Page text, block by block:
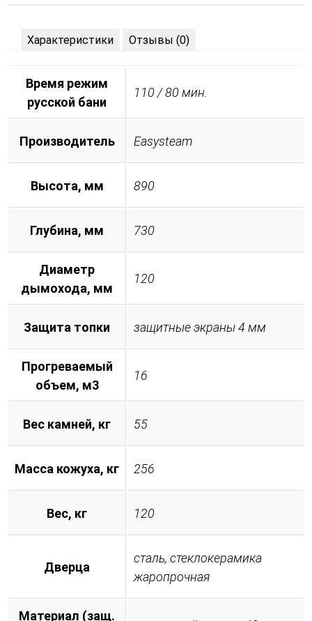
Характеристики Отзывы (0)
Время режим
русской бани
110 / 80 мин.
Производитель Easysteam
Высота, мм 890
Глубина, мм 730
Диаметр
дымохода, мм
120
Защита топки защитные экраны 4 мм
Прогреваемый
объем, м3
16
Вес камней, кг 55
Масса кожуха, кг 256
Вес, кг 120
Дверца
сталь, стеклокерамика
жаропрочная
Материал (защ.